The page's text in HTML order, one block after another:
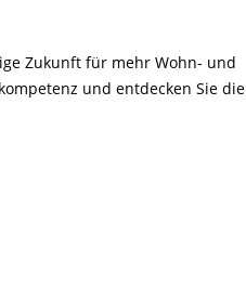
Zukunft für mehr Wohn- und
und entdecken Sie die